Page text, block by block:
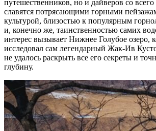
путешественников, но и дайверов со всего
славятся потрясающими горными
культурой, близостью к популярным
и, конечно же, таинственностью самих
интерес вызывает Нижнее Голубое озеро,
исследовал сам легендарный Жак-Ив
не удалось раскрыть все его секреты и
глубину.